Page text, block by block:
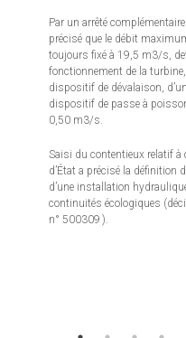
Par un arrêté
précisé que le débit
toujours fixé à 19,5 m3/s,
fonctionnement de la
dispositif de dévalaison,
dispositif de passe à
0,50 m3/s.
Saisi du contentieux relatif à
d’État a précisé la définition
d’une installation
continuités écologiques
n° 500309 ).